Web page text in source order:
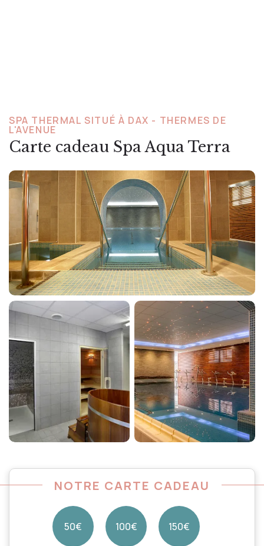
SPA THERMAL SITUÉ À DAX - THERMES DE
L'AVENUE
Carte cadeau Spa Aqua Terra
NOTRE CARTE CADEAU
50€ 100€ 150€